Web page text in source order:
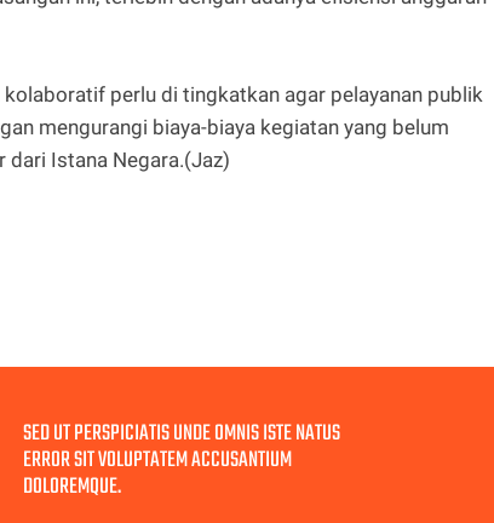
perlu di tingkatkan agar pelayanan publik
mengurangi biaya-biaya kegiatan yang belum
dari Istana Negara.(Jaz)
SED UT PERSPICIATIS UNDE OMNIS ISTE NATUS
ERROR SIT VOLUPTATEM ACCUSANTIUM
DOLOREMQUE.